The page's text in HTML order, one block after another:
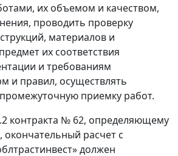
их объемом и качеством,
проводить проверку
материалов и
их соответствия
и требованиям
и правил, осуществлять
приемку работ.
контракта № 62, определяющему
окончательный расчет с
должен